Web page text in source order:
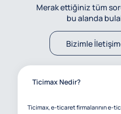
Merak ettiğiniz tüm
bu alanda
Bizimle
Ticimax Nedir?
Ticimax, e-ticaret firmalarının e-